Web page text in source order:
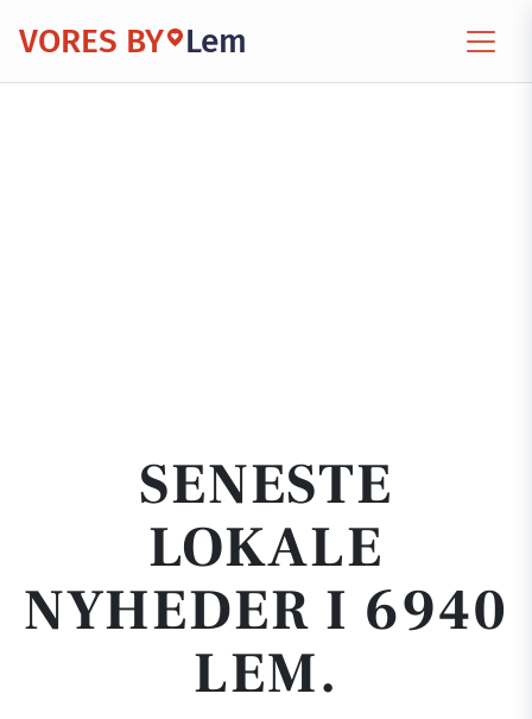
VORES BY Lem
SENESTE
LOKALE
NYHEDER I 6940
LEM.